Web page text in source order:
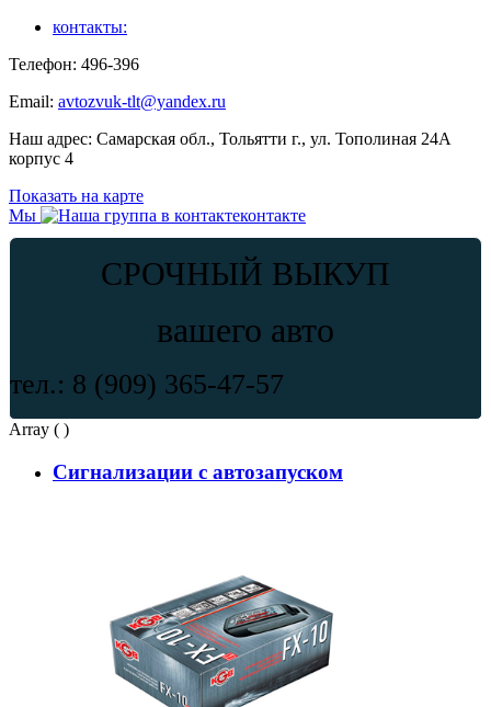
контакты:
Телефон: 496-396
Email: avtozvuk-tlt@yandex.ru
Наш адрес: Самарская обл., Тольятти г., ул. Тополиная 24А
корпус 4
Показать на карте
Мы
контакте
СРОЧНЫЙ ВЫКУП
вашего авто
тел.: 8 (909) 365-47-57
Array ( )
Сигнализации с автозапуском